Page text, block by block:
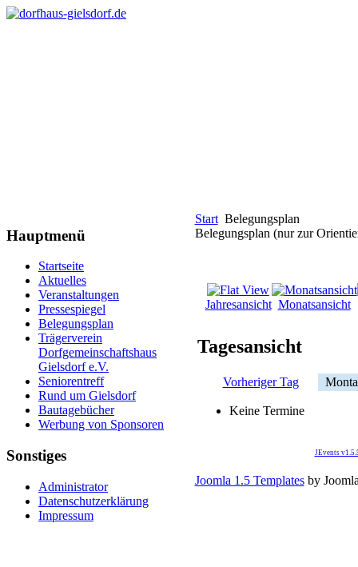
Hauptmenü
Startseite
Aktuelles
Veranstaltungen
Pressespiegel
Belegungsplan
Trägerverein
Dorfgemeinschaftshaus
Gielsdorf e.V.
Seniorentreff
Rund um Gielsdorf
Bautagebücher
Werbung von Sponsoren
Sonstiges
Administrator
Datenschutzerklärung
Impressum
Start Belegungsplan
Belegungsplan (nur zur
Jahresansicht Monatsansicht
Tagesansicht
Vorheriger Tag
Keine Termine
JEvents
Joomla 1.5 Templatesby